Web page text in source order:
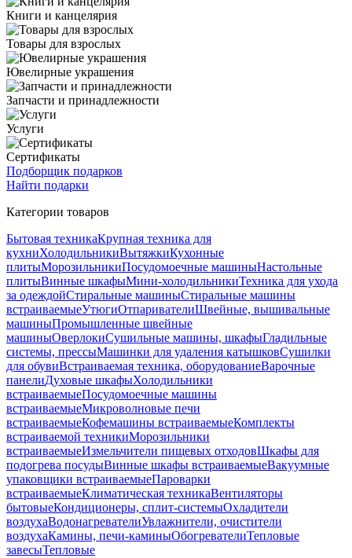
Книги и канцелярия
Товары для взрослых
Ювелирные украшения
Запчасти и принадлежности
Услуги
Сертификаты
Подборщик подарков
Найти подарки
Категории товаров
Бытовая техникаКрупная техника для
кухниХолодильникиВытяжкиКухонные
плитыМорозильникиПосудомоечные машиныНастольные
плитыВинные шкафыМини-холодильникиТехника для ухода
за одеждойСтиральные машиныСтиральные машины
встраиваемыеУтюгиОтпаривателиШвейные, вышивальные
машиныПромышленные швейные
машиныОверлокиСушильные машины, шкафыГладильные
системы, прессыМашинки для удаления катышковСушилки
для обувиВстраиваемая техника, оборудованиеВарочные
панелиДуховые шкафыХолодильники
встраиваемыеПосудомоечные машины
встраиваемыеМикроволновые печи
встраиваемыеКофемашины встраиваемыеКомплекты
встраиваемой техникиМорозильники
встраиваемыеИзмельчители пищевых отходовШкафы для
подогрева посудыВинные шкафы встраиваемыеВакуумные
упаковщики встраиваемыеПароварки
встраиваемыеКлиматическая техникаВентиляторы
бытовыеКондиционеры, сплит-системыОхладители
воздухаВодонагревателиУвлажнители, очистители
воздухаКамины, печи-каминыОбогревателиТепловые
завесыТепловые